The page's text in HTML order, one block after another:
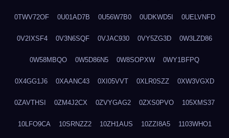
0TWV72OF 0U01AD7B 0U56W7B0 0UDKWD5I 0UELVNFD
0V2IXSF4 0V3N6SQF 0VJAC930 0VY5ZG3D 0W3LZD86
0W58MBQO 0W5D86N5 0W8SOPXW 0WY1BFPQ
0X4GG1J6 0XAANC43 0XI05VVT 0XLR0SZZ 0XW3VGXD
0ZAVTHSI 0ZM4J2CX 0ZVYGAG2 0ZXS0PVO 105XMS37
10LFO9CA 10SRNZZ2 10ZH1AUS 10ZZI8A5 1103WHO1